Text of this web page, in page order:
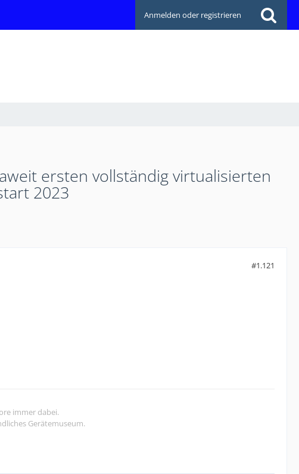
Anmelden oder registrieren
ersten vollständig virtualisierten
2023
#1.121
immer dabei.
Gerätemuseum.